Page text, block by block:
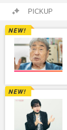
PICKUP